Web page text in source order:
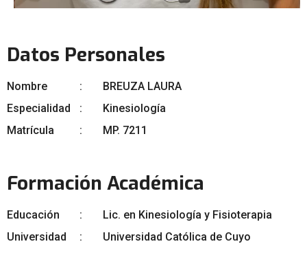
Datos Personales
Nombre
BREUZA LAURA
Especialidad
Kinesiología
Matrícula
MP. 7211
Formación Académica
Educación
Lic. en Kinesiología y Fisioterapia
Universidad
Universidad Católica de Cuyo